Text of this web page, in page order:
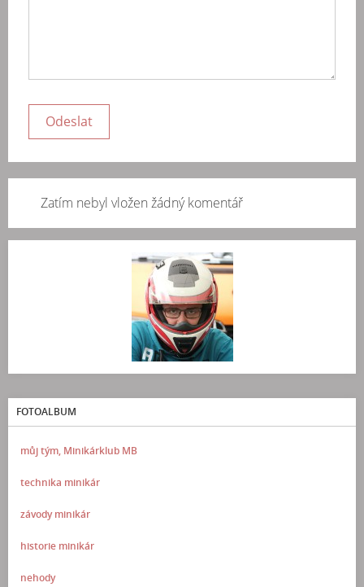
Zatím nebyl vložen žádný komentář
FOTOALBUM
můj tým, Minikárklub MB
technika minikár
závody minikár
historie minikár
nehody